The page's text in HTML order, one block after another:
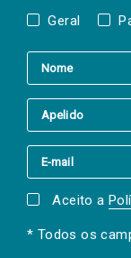
Geral
Aceito a
* Todos os